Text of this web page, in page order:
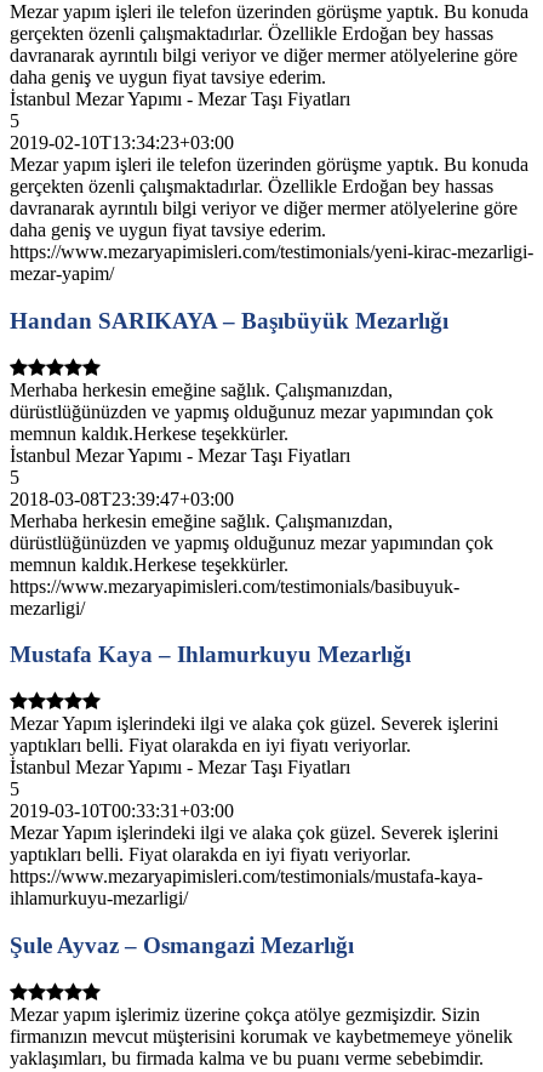
Mezar yapım işleri ile telefon üzerinden görüşme yaptık. Bu konuda
gerçekten özenli çalışmaktadırlar. Özellikle Erdoğan bey hassas
davranarak ayrıntılı bilgi veriyor ve diğer mermer atölyelerine göre
daha geniş ve uygun fiyat tavsiye ederim.
İstanbul Mezar Yapımı - Mezar Taşı Fiyatları
5
2019-02-10T13:34:23+03:00
Mezar yapım işleri ile telefon üzerinden görüşme yaptık. Bu konuda
gerçekten özenli çalışmaktadırlar. Özellikle Erdoğan bey hassas
davranarak ayrıntılı bilgi veriyor ve diğer mermer atölyelerine göre
daha geniş ve uygun fiyat tavsiye ederim.
https://www.mezaryapimisleri.com/testimonials/yeni-kirac-mezarligi-
mezar-yapim/
Handan SARIKAYA – Başıbüyük Mezarlığı
Merhaba herkesin emeğine sağlık. Çalışmanızdan,
dürüstlüğünüzden ve yapmış olduğunuz mezar yapımından çok
memnun kaldık.Herkese teşekkürler.
İstanbul Mezar Yapımı - Mezar Taşı Fiyatları
5
2018-03-08T23:39:47+03:00
Merhaba herkesin emeğine sağlık. Çalışmanızdan,
dürüstlüğünüzden ve yapmış olduğunuz mezar yapımından çok
memnun kaldık.Herkese teşekkürler.
https://www.mezaryapimisleri.com/testimonials/basibuyuk-
mezarligi/
Mustafa Kaya – Ihlamurkuyu Mezarlığı
Mezar Yapım işlerindeki ilgi ve alaka çok güzel. Severek işlerini
yaptıkları belli. Fiyat olarakda en iyi fiyatı veriyorlar.
İstanbul Mezar Yapımı - Mezar Taşı Fiyatları
5
2019-03-10T00:33:31+03:00
Mezar Yapım işlerindeki ilgi ve alaka çok güzel. Severek işlerini
yaptıkları belli. Fiyat olarakda en iyi fiyatı veriyorlar.
https://www.mezaryapimisleri.com/testimonials/mustafa-kaya-
ihlamurkuyu-mezarligi/
Şule Ayvaz – Osmangazi Mezarlığı
Mezar yapım işlerimiz üzerine çokça atölye gezmişizdir. Sizin
firmanızın mevcut müşterisini korumak ve kaybetmemeye yönelik
yaklaşımları, bu firmada kalma ve bu puanı verme sebebimdir.